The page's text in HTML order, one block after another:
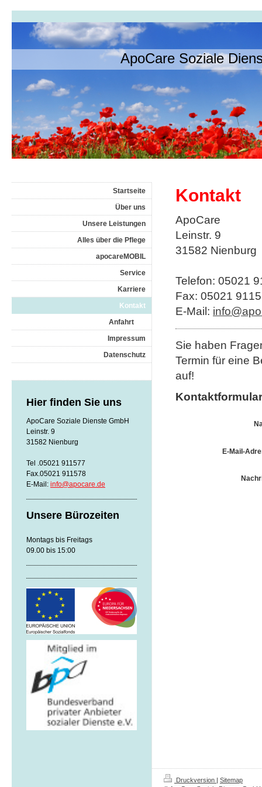
ApoCare Soziale
Kontakt
ApoCare
Leinstr. 9
31582 Nienburg
Telefon: 05021
Fax: 05021
E-Mail:
Sie haben
Termin für eine
auf!
Kontaktformular
E-Mail-
Startseite
Über uns
Unsere Leistungen
Alles über die Pflege
apocareMOBIL
Service
Karriere
Kontakt
Anfahrt
Impressum
Datenschutz
Hier finden Sie uns
ApoCare Soziale Dienste GmbH
Leinstr. 9
31582 Nienburg
Tel .05021 911577
Fax.05021 911578
E-Mail: info@apocare.de
Unsere Bürozeiten
Montags bis Freitags
09.00 bis 15:00
Druckversion
Sitemap